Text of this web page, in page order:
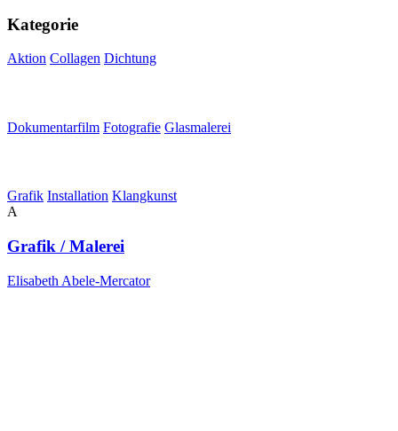
Kategorie
Aktion Collagen Dichtung
Dokumentarfilm Fotografie Glasmalerei
Grafik Installation Klangkunst
A
Grafik / Malerei
Elisabeth Abele-Mercator